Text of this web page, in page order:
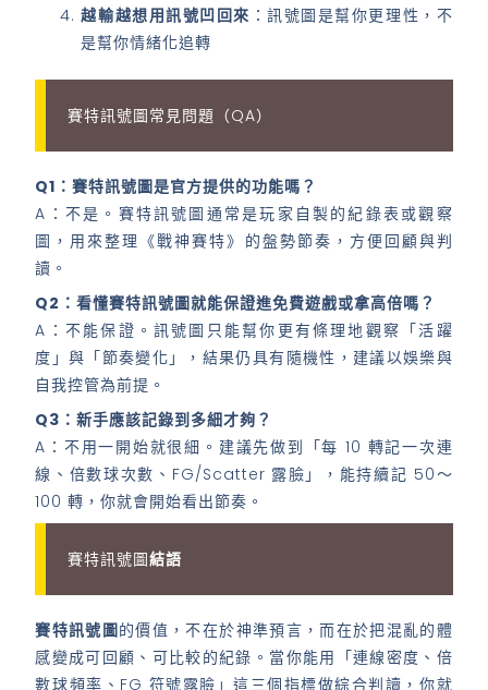
越輸越想用訊號凹回來 ：訊號圖是幫你更理性，不
是幫你情緒化追轉
賽特訊號圖常見問題（QA）
Q1：賽特訊號圖是官方提供的功能嗎？
A：不是。賽特訊號圖通常是玩家自製的紀錄表或觀察
圖，用來整理《戰神賽特》的盤勢節奏，方便回顧與判
讀。
Q2：看懂賽特訊號圖就能保證進免費遊戲或拿高倍嗎？
A：不能保證。訊號圖只能幫你更有條理地觀察「活躍
度」與「節奏變化」，結果仍具有隨機性，建議以娛樂與
自我控管為前提。
Q3：新手應該記錄到多細才夠？
A：不用一開始就很細。建議先做到「每 10 轉記一次連
線、倍數球次數、FG/Scatter 露臉」，能持續記 50～
100 轉，你就會開始看出節奏。
賽特訊號圖結語
賽特訊號圖的價值，不在於神準預言，而在於把混亂的體
感變成可回顧、可比較的紀錄。當你能用「連線密度、倍
數球頻率、FG 符號露臉」這三個指標做綜合判讀，你就